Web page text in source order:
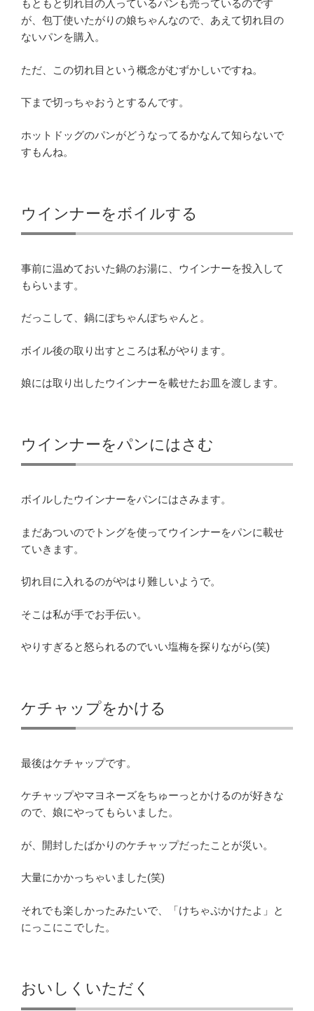
もともと切れ目の入っているパンも売っているのです
が、包丁使いたがりの娘ちゃんなので、あえて切れ目の
ないパンを購入。
ただ、この切れ目という概念がむずかしいですね。
下まで切っちゃおうとするんです。
ホットドッグのパンがどうなってるかなんて知らないで
すもんね。
ウインナーをボイルする
事前に温めておいた鍋のお湯に、ウインナーを投入して
もらいます。
だっこして、鍋にぽちゃんぽちゃんと。
ボイル後の取り出すところは私がやります。
娘には取り出したウインナーを載せたお皿を渡します。
ウインナーをパンにはさむ
ボイルしたウインナーをパンにはさみます。
まだあついのでトングを使ってウインナーをパンに載せ
ていきます。
切れ目に入れるのがやはり難しいようで。
そこは私が手でお手伝い。
やりすぎると怒られるのでいい塩梅を探りながら(笑)
ケチャップをかける
最後はケチャップです。
ケチャップやマヨネーズをちゅーっとかけるのが好きな
ので、娘にやってもらいました。
が、開封したばかりのケチャップだったことが災い。
大量にかかっちゃいました(笑)
それでも楽しかったみたいで、「けちゃぷかけたよ」と
にっこにこでした。
おいしくいただく